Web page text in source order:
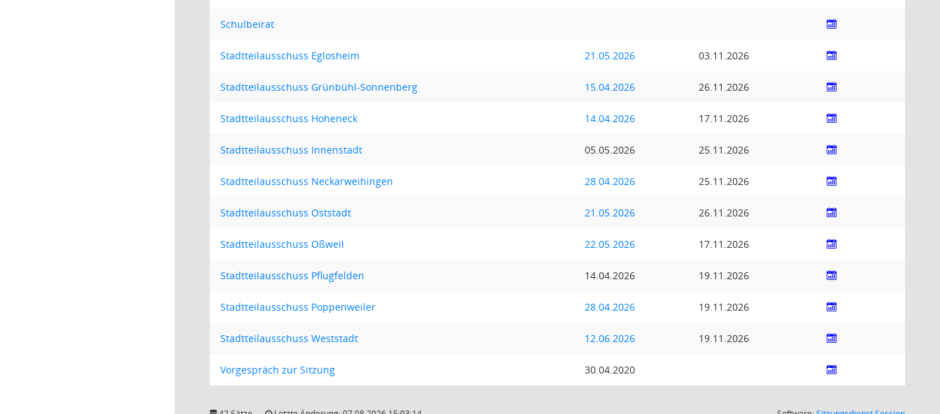
Schulbeirat
Stadtteilausschuss Eglosheim 21.05.2026 03.11.2026
Stadtteilausschuss Grünbühl-Sonnenberg 15.04.2026 26.11.2026
Stadtteilausschuss Hoheneck 14.04.2026 17.11.2026
Stadtteilausschuss Innenstadt 05.05.2026 25.11.2026
Stadtteilausschuss Neckarweihingen 28.04.2026 25.11.2026
Stadtteilausschuss Oststadt 21.05.2026 26.11.2026
Stadtteilausschuss Oßweil 22.05.2026 17.11.2026
Stadtteilausschuss Pflugfelden 14.04.2026 19.11.2026
Stadtteilausschuss Poppenweiler 28.04.2026 19.11.2026
Stadtteilausschuss Weststadt 12.06.2026 19.11.2026
Vorgespräch zur Sitzung 30.04.2020